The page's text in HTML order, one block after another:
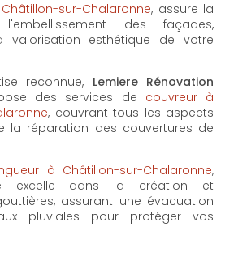
sur-Chalaronne, assure la
des façades,
valorisation esthétique de votre
reconnue, Lemiere Rénovation
des services de couvreur à
, couvrant tous les aspects
la réparation des couvertures de
à Châtillon-sur-Chalaronne,
excelle dans la création et
assurant une évacuation
pluviales pour protéger vos